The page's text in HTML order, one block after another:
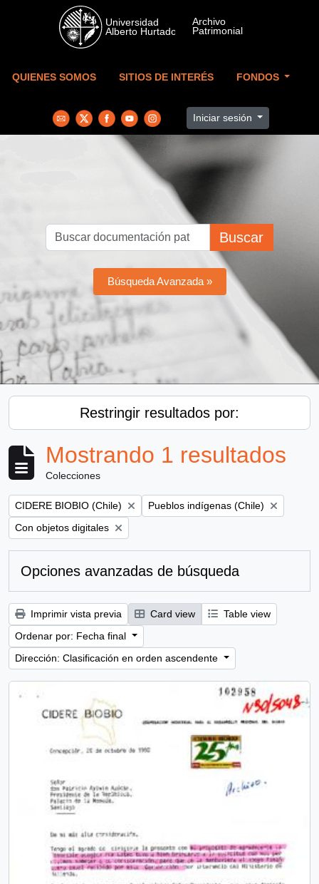
Skip to main content
QUIENES SOMOS SITIOS DE INTERÉS FONDOS
Iniciar sesión
Buscar
Búsqueda Avanzada »
Restringir resultados por:
Mostrando 1 resultados
Colecciones
Remove filter:
CIDERE BIOBIO (Chile) Remove filter:
Pueblos indígenas (Chile)
Remove filter:
Con objetos digitales
Opciones avanzadas de búsqueda
Imprimir vista previa Card view
Table view
Ordenar por: Fecha final
Dirección: Clasificación en orden ascendente